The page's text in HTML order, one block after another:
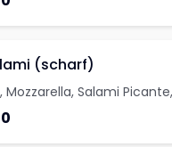
(scharf)
Salami